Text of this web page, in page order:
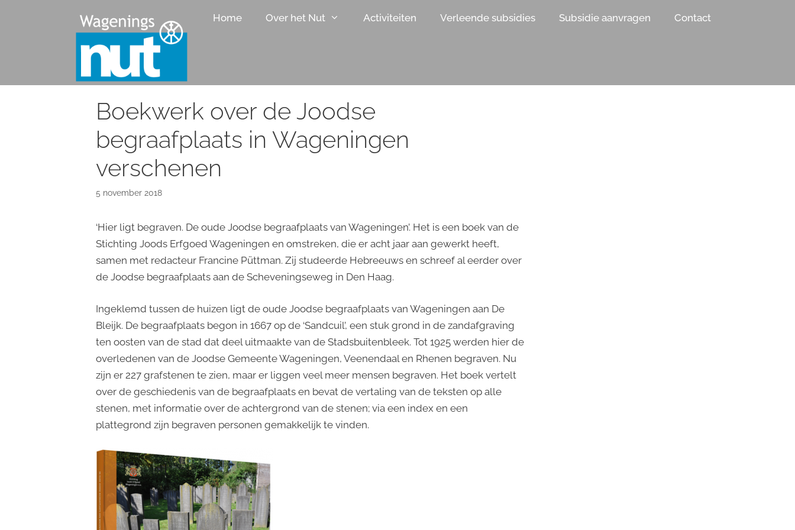
Home Over het Nut Activiteiten Verleende subsidies Subsidie aanvragen Contact
Boekwerk over de Joodse
begraafplaats in Wageningen
verschenen
5 november 2018
‘Hier ligt begraven. De oude Joodse begraafplaats van Wageningen’. Het is een boek van de
Stichting Joods Erfgoed Wageningen en omstreken, die er acht jaar aan gewerkt heeft,
samen met redacteur Francine Püttman. Zij studeerde Hebreeuws en schreef al eerder over
de Joodse begraafplaats aan de Scheveningseweg in Den Haag.
Ingeklemd tussen de huizen ligt de oude Joodse begraafplaats van Wageningen aan De
Bleijk. De begraafplaats begon in 1667 op de ‘Sandcuil’, een stuk grond in de zandafgraving
ten oosten van de stad dat deel uitmaakte van de Stadsbuitenbleek. Tot 1925 werden hier de
overledenen van de Joodse Gemeente Wageningen, Veenendaal en Rhenen begraven. Nu
zijn er 227 grafstenen te zien, maar er liggen veel meer mensen begraven. Het boek vertelt
over de geschiedenis van de begraafplaats en bevat de vertaling van de teksten op alle
stenen, met informatie over de achtergrond van de stenen; via een index en een
plattegrond zijn begraven personen gemakkelijk te vinden.